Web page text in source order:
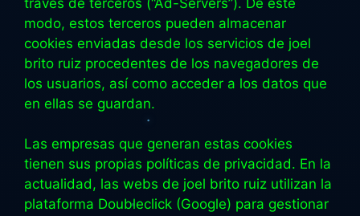
modo, estos terceros pueden almacenar
cookies enviadas desde los servicios de joel
brito ruiz procedentes de los navegadores de
los usuarios, así como acceder a los datos que
en ellas se guardan.
Las empresas que generan estas cookies
tienen sus propias políticas de privacidad. En la
actualidad, las webs de joel brito ruiz utilizan la
plataforma Doubleclick (Google) para gestionar